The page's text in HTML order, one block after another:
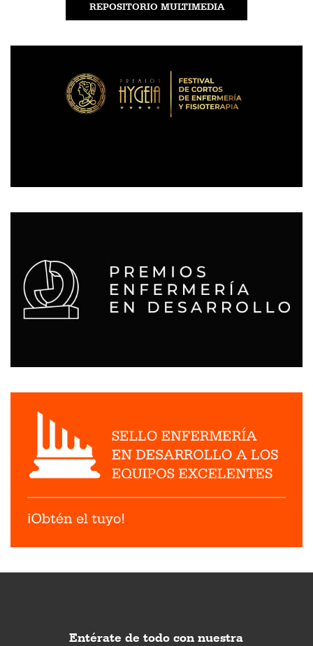
REPOSITORIO MULTIMEDIA
Entérate de todo con nuestra